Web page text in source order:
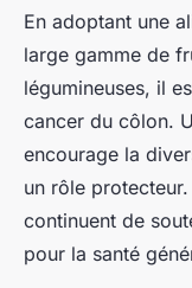
En adoptant une
large gamme de
légumineuses, il
cancer du côlon.
encourage la
un rôle
continuent de
pour la santé